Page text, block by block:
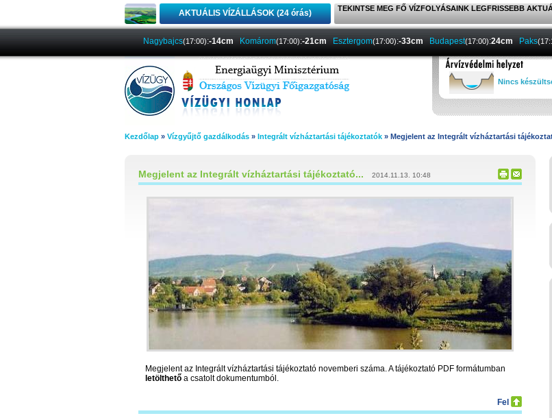
AKTUÁLIS VÍZÁLLÁSOK (24 órás) TEKINTSE MEG FŐ VÍZFOLYÁSAINK LEGFRISSEBB
Nagybajcs(17:00):-14cm Komárom(17:00):-21cm Esztergom(17:00):-33cm Budapest(17:00):24cm Paks
Nincs
Kezdőlap » Vízgyűjtő gazdálkodás » Integrált vízháztartási tájékoztatók » Megjelent az Integrált vízháztartási
Megjelent az Integrált vízháztartási tájékoztató... 2014.11.13. 10:48
Megjelent az Integrált vízháztartási tájékoztató novemberi száma. A tájékoztató PDF formátumban
letölthető a csatolt dokumentumból.
Fel